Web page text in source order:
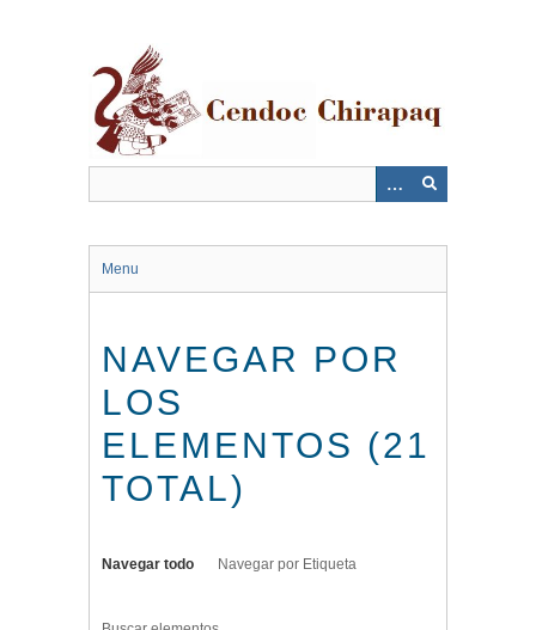
Menu
NAVEGAR POR
LOS
ELEMENTOS (21
TOTAL)
Navegar todo Navegar por Etiqueta